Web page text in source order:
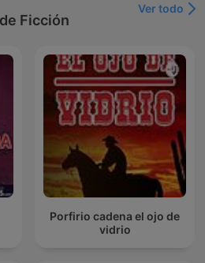
Ficción
Ver todo
Porfirio cadena el ojo de
vidrio